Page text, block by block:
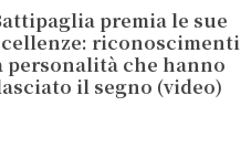
premia le sue
riconoscimenti
personalità che hanno
il segno (video)